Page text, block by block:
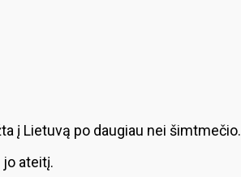
į Lietuvą po daugiau nei šimtmečio.
ateitį.